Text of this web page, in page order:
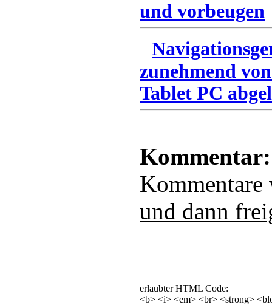
und vorbeugen
zunehmend
Tablet PC
Kommentar:
und dann
erlaubter HTML Code:
<b> <i> <em> <br> <strong>